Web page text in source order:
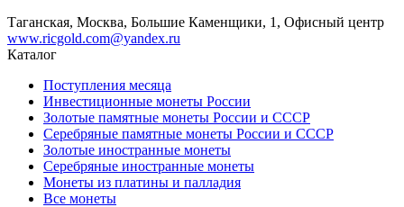
Таганская, Москва, Большие Каменщики, 1, Офисный центр
www.ricgold.com@yandex.ru
Каталог
Поступления месяца
Инвестиционные монеты России
Золотые памятные монеты России и СССР
Серебряные памятные монеты России и СССР
Золотые иностранные монеты
Серебряные иностранные монеты
Монеты из платины и палладия
Все монеты